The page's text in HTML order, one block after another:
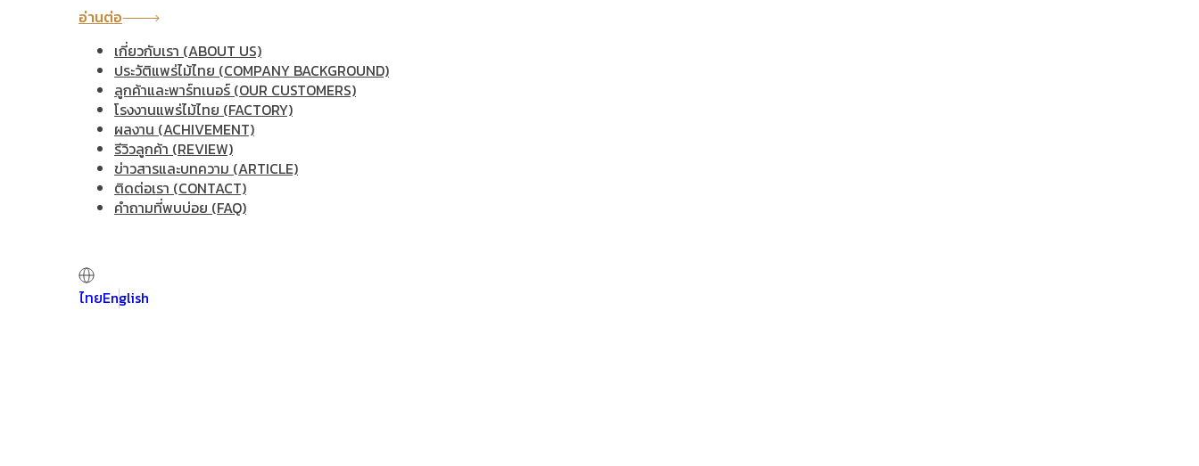
อ่านต่อ
เกี่ยวกับเรา (ABOUT US)
ประวัติแพร่ไม้ไทย (COMPANY BACKGROUND)
ลูกค้าและพาร์ทเนอร์ (OUR CUSTOMERS)
โรงงานแพร่ไม้ไทย (FACTORY)
ผลงาน (ACHIVEMENT)
รีวิวลูกค้า (REVIEW)
ข่าวสารและบทความ (ARTICLE)
ติดต่อเรา (CONTACT)
คำถามที่พบบ่อย (FAQ)
English
ไทย